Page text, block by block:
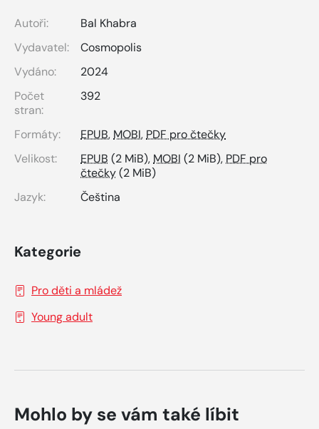
Autoři:
Bal Khabra
Vydavatel:
Cosmopolis
Vydáno:
2024
Počet
stran:
392
Formáty: EPUB,MOBI,PDF pro čtečky
Velikost:
EPUB (2 MiB),MOBI (2 MiB),PDF pro
čtečky(2 MiB)
Jazyk:
Čeština
Kategorie
Pro děti a mládež
Young adult
Mohlo by se vám také líbit